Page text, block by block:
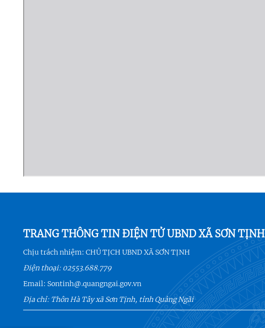
TRANG THÔNG TIN ĐIỆN TỬ UBND XÃ SƠN TỊNH
Chịu trách nhiệm: CHỦ TỊCH UBND XÃ SƠN TỊNH
Điện thoại: 02553.688.779
Email: Sontinh@.quangngai.gov.vn
Địa chỉ: Thôn Hà Tây xã Sơn Tịnh, tỉnh Quảng Ngãi